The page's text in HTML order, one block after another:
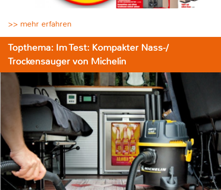
>> mehr erfahren
Topthema: Im Test: Kompakter Nass-/
Trockensauger von Michelin